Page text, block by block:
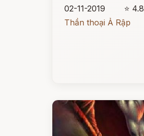
02-11-2019
⭐ 4.8
Thần thoại Ả Rập